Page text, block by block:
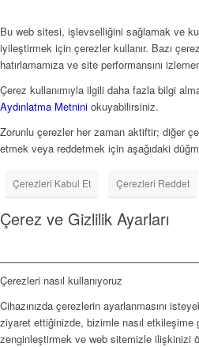
Bu web sitesi, işlevselliğini sağlamak ve
iyileştirmek için çerezler kullanır. Bazı
hatırlamamıza ve site performansını
Çerez kullanımıyla ilgili daha fazla bilgi
Aydınlatma Metnini okuyabilirsiniz.
Zorunlu çerezler her zaman aktiftir; diğer
etmek veya reddetmek için aşağıdaki
Çerezleri Kabul Et Çerezleri Reddet
Çerez ve Gizlilik Ayarları
Çerezleri nasıl kullanıyoruz
Cihazınızda çerezlerin ayarlanmasını
ziyaret ettiğinizde, bizimle nasıl etkileşime
zenginleştirmek ve web sitemizle ilişkinizi